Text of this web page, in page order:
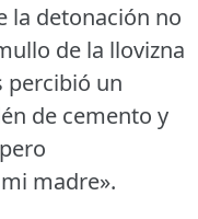
la detonación no
de la llovizna
percibió un
de cemento y
madre».